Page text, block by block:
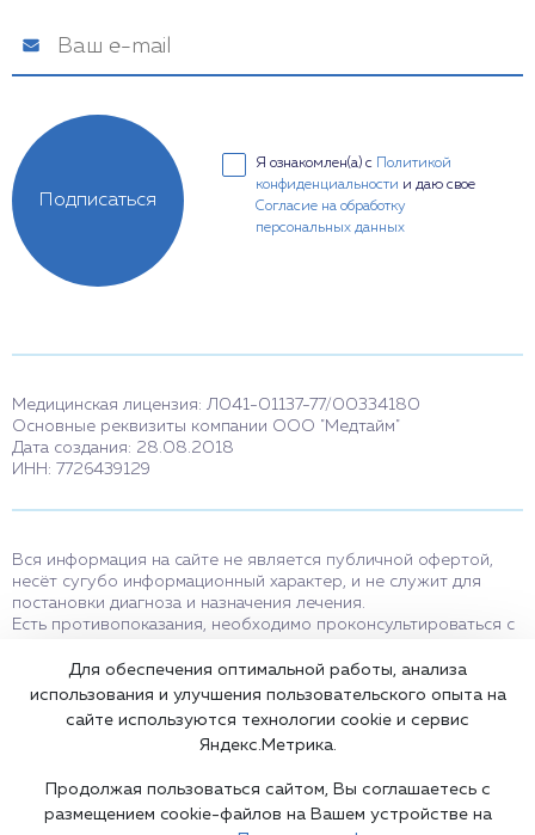
Я ознакомлен(а) с
Политикой
конфиденциальности и даю свое
Согласие на обработку
персональных данных
Подписаться
Медицинская лицензия: Л041-01137-77/00334180
Основные реквизиты компании ООО "Медтайм"
Дата создания: 28.08.2018
ИНН: 7726439129
Вся информация на сайте не является публичной офертой,
несёт сугубо информационный характер, и не служит для
постановки диагноза и назначения лечения.
Есть противопоказания, необходимо проконсультироваться с
мессенджерам и в соцсетях носят исключительно
информационный характер и не являются медицинскими
услугами.
Оставаясь на сайте вы соглашаетесь на использование cookies.
Для обеспечения оптимальной работы, анализа
использования и улучшения пользовательского опыта на
сайте используются технологии cookie и сервис
Яндекс.Метрика.
Продолжая пользоваться сайтом, Вы соглашаетесь с
размещением cookie-файлов на Вашем устройстве на